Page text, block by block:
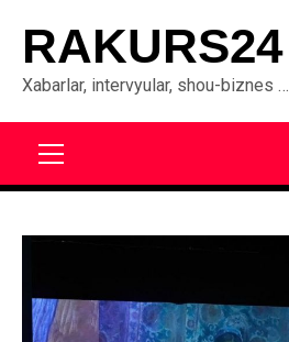
content
RAKURS24
Xabarlar, intervyular, shou-biznes …